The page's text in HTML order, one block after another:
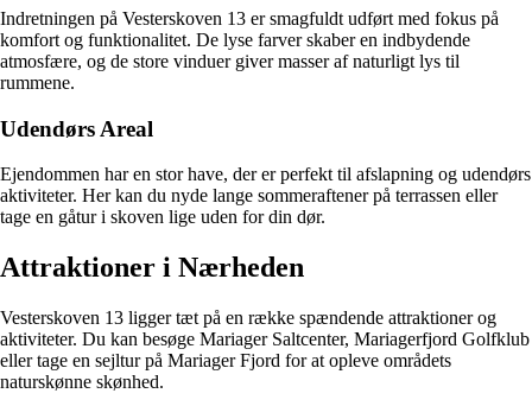
Indretningen på Vesterskoven 13 er smagfuldt udført med fokus på
komfort og funktionalitet. De lyse farver skaber en indbydende
atmosfære, og de store vinduer giver masser af naturligt lys til
rummene.
Udendørs Areal
Ejendommen har en stor have, der er perfekt til afslapning og udendørs
aktiviteter. Her kan du nyde lange sommeraftener på terrassen eller
tage en gåtur i skoven lige uden for din dør.
Attraktioner i Nærheden
Vesterskoven 13 ligger tæt på en række spændende attraktioner og
aktiviteter. Du kan besøge Mariager Saltcenter, Mariagerfjord Golfklub
eller tage en sejltur på Mariager Fjord for at opleve områdets
naturskønne skønhed.